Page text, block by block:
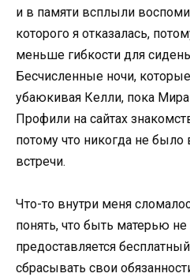
и в памяти всплыли
которого я отказалась,
меньше гибкости для
Бесчисленные ночи,
убаюкивая Келли, пока
Профили на сайтах
потому что никогда не
встречи.
Что-то внутри меня
понять, что быть матерью не
предоставляется
сбрасывать свои